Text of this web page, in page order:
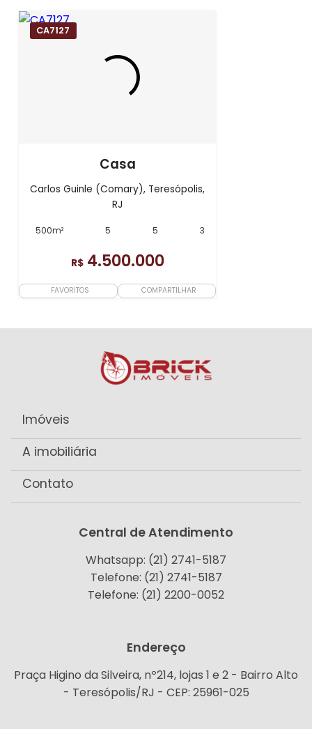
CA7127
Casa
Carlos Guinle (Comary), Teresópolis,
RJ
500m² 5 5 3
R$ 4.500.000
FAVORITOS COMPARTILHAR
Imóveis
A imobiliária
Contato
Central de Atendimento
Whatsapp: (21) 2741-5187
Telefone: (21) 2741-5187
Telefone: (21) 2200-0052
Endereço
Praça Higino da Silveira, nº214, lojas 1 e 2 - Bairro Alto
- Teresópolis/RJ - CEP: 25961-025